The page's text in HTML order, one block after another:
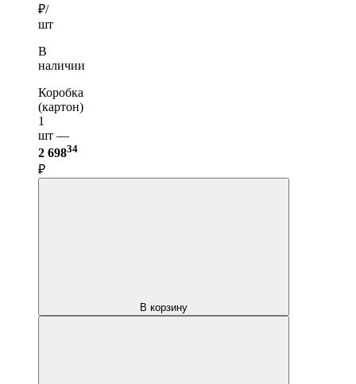
₽/
шт
В
наличии
Коробка
(картон)
1
шт —
2 69834
₽
В корзину